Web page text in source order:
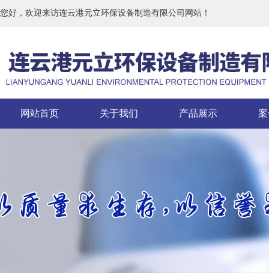
您好，欢迎来访连云港元立环保设备制造有限公司网站！
网站首页 关于我们 产品展示